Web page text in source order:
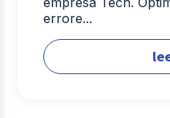
errore...